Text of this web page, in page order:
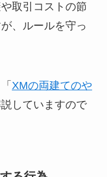
取引コストの節
、ルールを守っ
XMの両建てのや
説していますので